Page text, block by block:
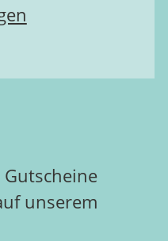
unserem